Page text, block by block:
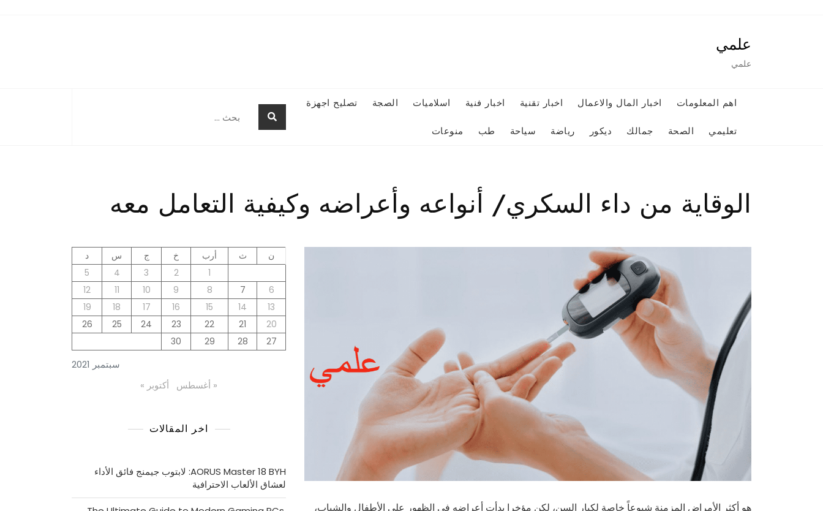
علمي
علمي
اهم المعلومات اخبار المال والاعمال اخبار تقنية اخبار فنية اسلاميات الصجة تصليح اجهزة
تعليمي الصحة جمالك ديكور رياضة سياحة طب منوعات
عن:
الوقاية من داء السكري/ أنواعه وأعراضه وكيفية التعامل معه
هو أكثر الأمراض المزمنة شيوعاً خاصة لكبار السن، لكن مؤخرا بدأت أعراضه في الظهور على الأطفال والشباب،
سبتمبر 2021
ن ث أرب خ ج س
د
1
2
3
4
5
6
7
8
9
10
11
12
13
14
15
16
17
18
19
20
21
22
23
24
25
26
27
28
29
30
« أغسطس أكتوبر »
اخر المقالات
AORUS Master 18 BYH: لابتوب جيمنج فائق الأداء
لعشاق الألعاب الاحترافية